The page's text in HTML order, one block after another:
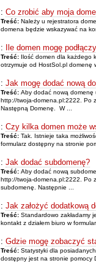
: Co zrobić aby moja
Treść: Należy u rejestratora
domena będzie wskazywać na
: Ile domen mogę
Treść: Ilość domen dla każdego
otrzymuje od HostSol.pl domenę
: Jak mogę dodać nową
Treść: Aby dodać nową domenę
http://twoja-domena.pl:2222. Po
Następną Domenę. W ...
: Czy kilka domen może
Treść: Tak. Istnieje taka
formularz dostępny na stronie
: Jak dodać subdomenę?
Treść: Aby dodać nową
http://twoja-domena.pl:2222. Po
subdomenę. Następnie ...
: Jak założyć dodatkową
Treść: Standardowo zakładamy
kontakt z działem biuro w
: Gdzie mogę zobaczyć
Treść: Statystyki dla
dostępny jest na stronie pomocy